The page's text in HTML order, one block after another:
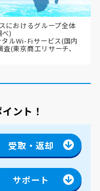
におけるグループ全体
)
ルWi-Fiサービス(国内
(東京商工リサーチ、
ント！
受取・返却
サポート